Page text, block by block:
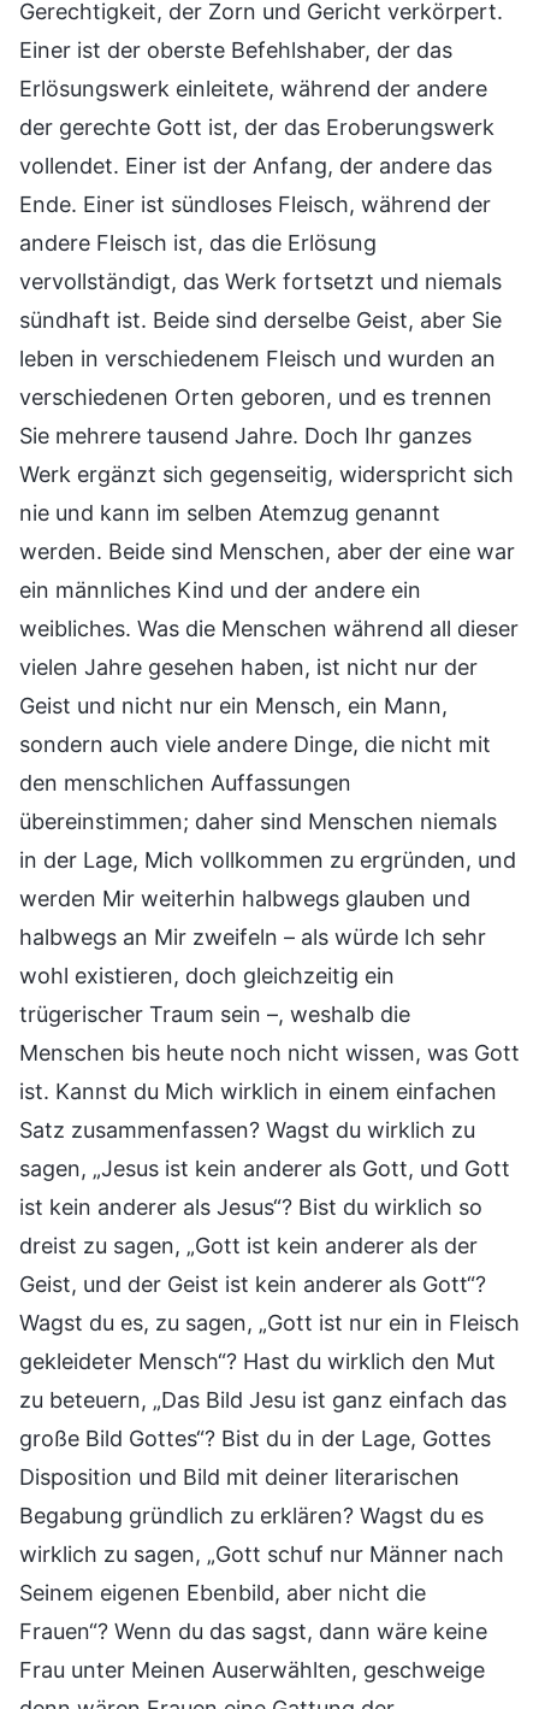
Gerechtigkeit, der Zorn und Gericht verkörpert.
Einer ist der oberste Befehlshaber, der das
Erlösungswerk einleitete, während der andere
der gerechte Gott ist, der das Eroberungswerk
vollendet. Einer ist der Anfang, der andere das
Ende. Einer ist sündloses Fleisch, während der
andere Fleisch ist, das die Erlösung
vervollständigt, das Werk fortsetzt und niemals
sündhaft ist. Beide sind derselbe Geist, aber Sie
leben in verschiedenem Fleisch und wurden an
verschiedenen Orten geboren, und es trennen
Sie mehrere tausend Jahre. Doch Ihr ganzes
Werk ergänzt sich gegenseitig, widerspricht sich
nie und kann im selben Atemzug genannt
werden. Beide sind Menschen, aber der eine war
ein männliches Kind und der andere ein
weibliches. Was die Menschen während all dieser
vielen Jahre gesehen haben, ist nicht nur der
Geist und nicht nur ein Mensch, ein Mann,
sondern auch viele andere Dinge, die nicht mit
den menschlichen Auffassungen
übereinstimmen; daher sind Menschen niemals
in der Lage, Mich vollkommen zu ergründen, und
werden Mir weiterhin halbwegs glauben und
halbwegs an Mir zweifeln – als würde Ich sehr
wohl existieren, doch gleichzeitig ein
trügerischer Traum sein –, weshalb die
Menschen bis heute noch nicht wissen, was Gott
ist. Kannst du Mich wirklich in einem einfachen
Satz zusammenfassen? Wagst du wirklich zu
sagen, „Jesus ist kein anderer als Gott, und Gott
ist kein anderer als Jesus“? Bist du wirklich so
dreist zu sagen, „Gott ist kein anderer als der
Geist, und der Geist ist kein anderer als Gott“?
Wagst du es, zu sagen, „Gott ist nur ein in Fleisch
gekleideter Mensch“? Hast du wirklich den Mut
zu beteuern, „Das Bild Jesu ist ganz einfach das
große Bild Gottes“? Bist du in der Lage, Gottes
Disposition und Bild mit deiner literarischen
Begabung gründlich zu erklären? Wagst du es
wirklich zu sagen, „Gott schuf nur Männer nach
Seinem eigenen Ebenbild, aber nicht die
Frauen“? Wenn du das sagst, dann wäre keine
Frau unter Meinen Auserwählten, geschweige